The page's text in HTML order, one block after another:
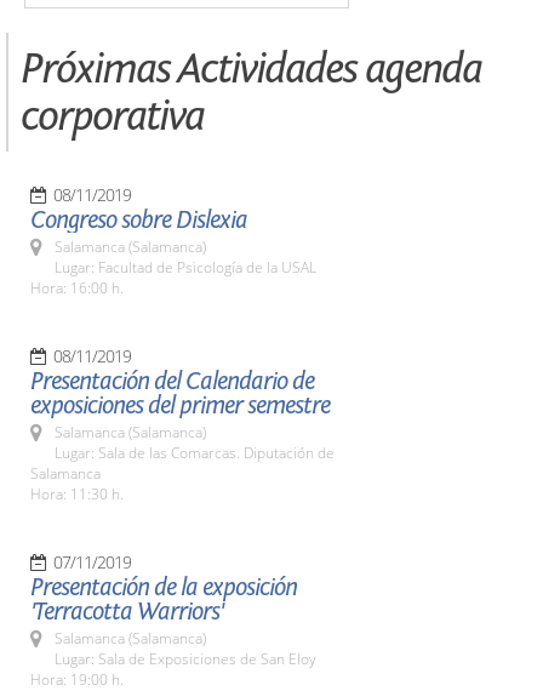
Próximas Actividades agenda
corporativa
08/11/2019
Congreso sobre Dislexia
Salamanca (Salamanca)
Lugar: Facultad de Psicología de la USAL
Hora: 16:00 h.
08/11/2019
Presentación del Calendario de
exposiciones del primer semestre
Salamanca (Salamanca)
Lugar: Sala de las Comarcas. Diputación de
Salamanca
Hora: 11:30 h.
07/11/2019
Presentación de la exposición
'Terracotta Warriors'
Salamanca (Salamanca)
Lugar: Sala de Exposiciones de San Eloy
Hora: 19:00 h.